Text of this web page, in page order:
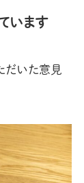
います
だいた意見